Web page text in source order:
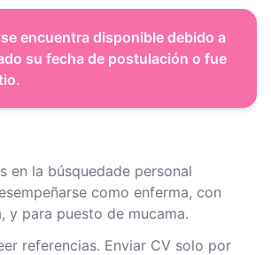
encuentra disponible debido a
su fecha de postulación o fue
en la búsquedade personal
como enferma, con
y para puesto de mucama.
referencias. Enviar CV solo por